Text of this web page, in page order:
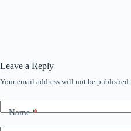
Leave a Reply
Your email address will not be published.
Name*